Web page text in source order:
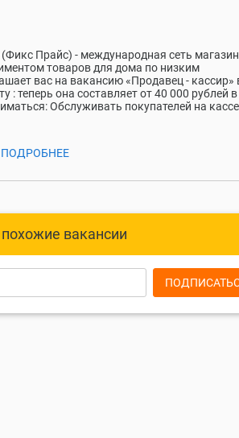
(Фикс Прайс) - международная сеть
товаров для дома по низким
вас на вакансию «Продавец - кассир»
теперь она составляет от 40 000 рублей
Обслуживать покупателей на
ПОДРОБНЕЕ
вакансии